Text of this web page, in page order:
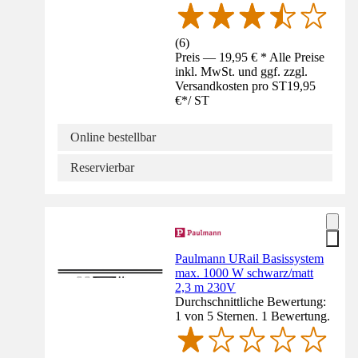
(6)
Preis — 19,95 € * Alle Preise
inkl. MwSt. und ggf. zzgl.
Versandkosten pro ST19,95
€*/ ST
Online bestellbar
Reservierbar
Paulmann URail Basissystem
max. 1000 W schwarz/matt
2,3 m 230V
Durchschnittliche Bewertung:
1 von 5 Sternen. 1 Bewertung.